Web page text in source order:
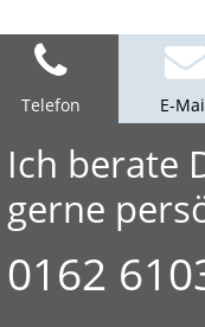
Telefon E-
Ich berate
gerne
0162